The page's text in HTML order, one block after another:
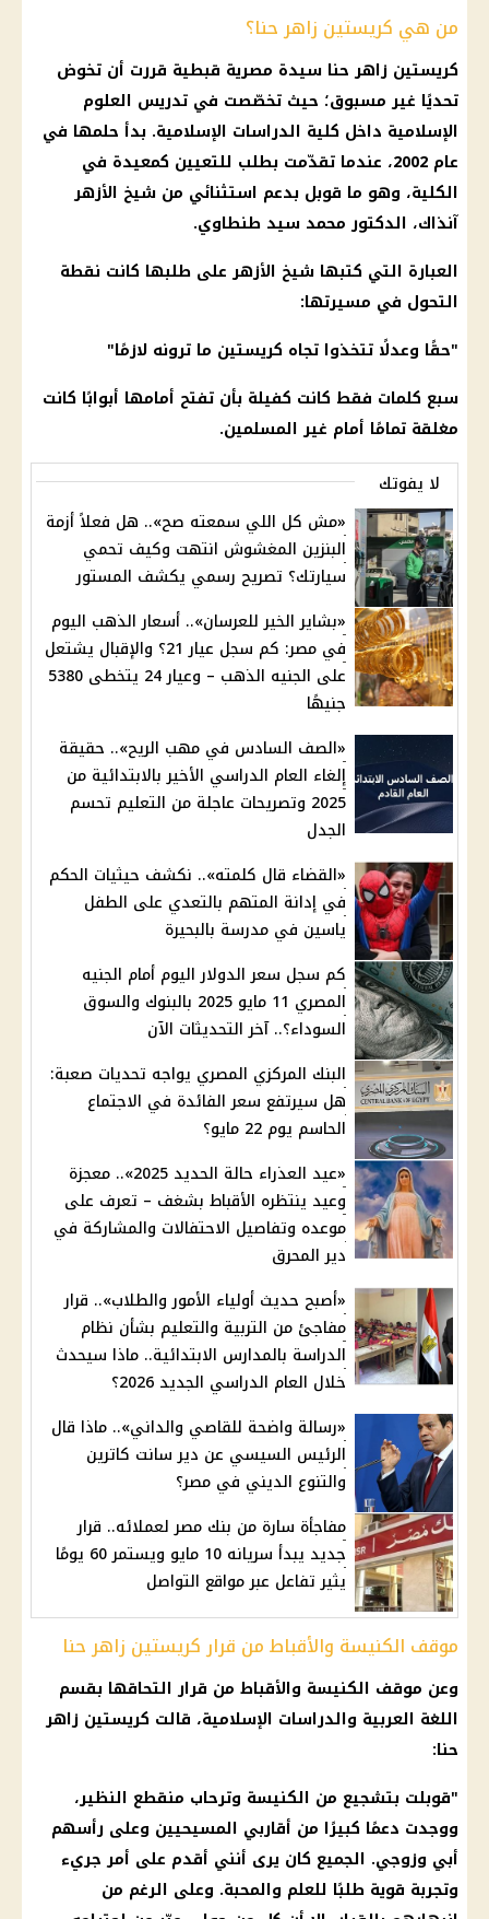
من هي كريستين زاهر حنا؟
كريستين زاهر حنا سيدة مصرية قبطية قررت أن تخوض
تحديًا غير مسبوق؛ حيث تخصّصت في تدريس العلوم
الإسلامية داخل كلية الدراسات الإسلامية. بدأ حلمها في
عام 2002، عندما تقدّمت بطلب للتعيين كمعيدة في
الكلية، وهو ما قوبل بدعم استثنائي من شيخ الأزهر
آنذاك، الدكتور محمد سيد طنطاوي.
العبارة التي كتبها شيخ الأزهر على طلبها كانت نقطة
التحول في مسيرتها:
"حقًا وعدلًا تتخذوا تجاه كريستين ما ترونه لازمًا"
سبع كلمات فقط كانت كفيلة بأن تفتح أمامها أبوابًا كانت
مغلقة تمامًا أمام غير المسلمين.
لا يفوتك
«مش كل اللي سمعته صح».. هل فعلاً أزمة
البنزين المغشوش انتهت وكيف تحمي
سيارتك؟ تصريح رسمي يكشف المستور
«بشاير الخير للعرسان».. أسعار الذهب اليوم
في مصر: كم سجل عيار 21؟ والإقبال يشتعل
على الجنيه الذهب – وعيار 24 يتخطى 5380
جنيهًا
«الصف السادس في مهب الريح».. حقيقة
إلغاء العام الدراسي الأخير بالابتدائية من
2025 وتصريحات عاجلة من التعليم تحسم
الجدل
«القضاء قال كلمته».. نكشف حيثيات الحكم
في إدانة المتهم بالتعدي على الطفل
ياسين في مدرسة بالبحيرة
كم سجل سعر الدولار اليوم أمام الجنيه
المصري 11 مايو 2025 بالبنوك والسوق
السوداء؟.. آخر التحديثات الآن
البنك المركزي المصري يواجه تحديات صعبة:
هل سيرتفع سعر الفائدة في الاجتماع
الحاسم يوم 22 مايو؟
«عيد العذراء حالة الحديد 2025».. معجزة
وعيد ينتظره الأقباط بشغف – تعرف على
موعده وتفاصيل الاحتفالات والمشاركة في
دير المحرق
«أصبح حديث أولياء الأمور والطلاب».. قرار
مفاجئ من التربية والتعليم بشأن نظام
الدراسة بالمدارس الابتدائية.. ماذا سيحدث
خلال العام الدراسي الجديد 2026؟
«رسالة واضحة للقاصي والداني».. ماذا قال
الرئيس السيسي عن دير سانت كاترين
والتنوع الديني في مصر؟
مفاجأة سارة من بنك مصر لعملائه.. قرار
جديد يبدأ سريانه 10 مايو ويستمر 60 يومًا
يثير تفاعل عبر مواقع التواصل
موقف الكنيسة والأقباط من قرار كريستين زاهر حنا
وعن موقف الكنيسة والأقباط من قرار التحاقها بقسم
اللغة العربية والدراسات الإسلامية، قالت كريستين زاهر
حنا:
"قوبلت بتشجيع من الكنيسة وترحاب منقطع النظير،
ووجدت دعمًا كبيرًا من أقاربي المسيحيين وعلى رأسهم
أبي وزوجي. الجميع كان يرى أنني أقدم على أمر جريء
وتجربة قوية طلبًا للعلم والمحبة. وعلى الرغم من